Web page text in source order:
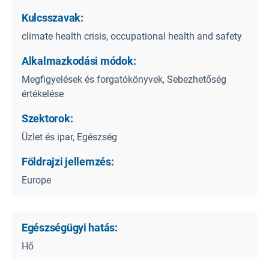
Kulcsszavak:
climate health crisis, occupational health and safety
Alkalmazkodási módok:
Megfigyelések és forgatókönyvek, Sebezhetőség
értékelése
Szektorok:
Üzlet és ipar, Egészség
Földrajzi jellemzés:
Europe
Egészségügyi hatás:
Hő